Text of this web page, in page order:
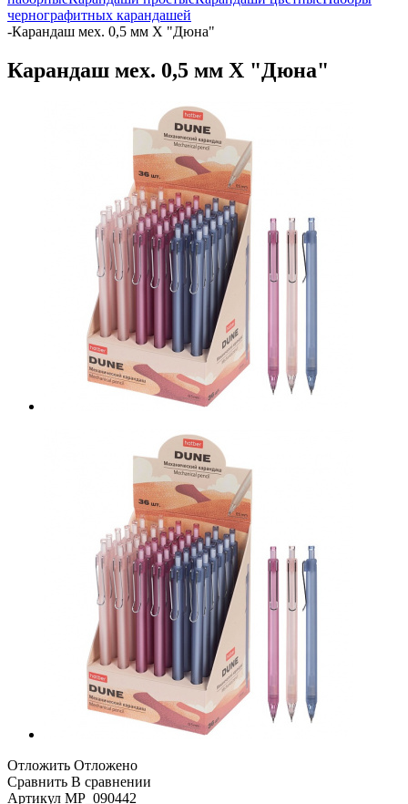
чернографитных карандашей
-Карандаш мех. 0,5 мм Х "Дюна"
Карандаш мех. 0,5 мм Х "Дюна"
Отложить Отложено
Сравнить В сравнении
Артикул MP_090442